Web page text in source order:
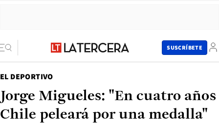
SUSCRÍBETE
EL DEPORTIVO
Jorge Migueles: "En cuatro años
Chile peleará por una medalla"